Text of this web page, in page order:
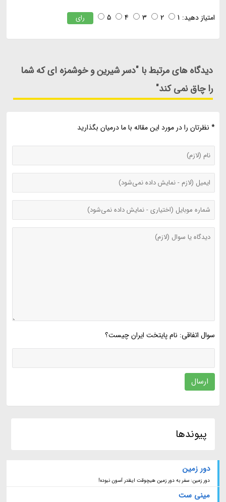
امتیاز دهید: 1
2
3
4
5 رای
دیدگاه های مرتبط با "دسر شیرین و خوشمزه ای که شما
را چاق نمی کند"
* نظرتان را در مورد این مقاله با ما درمیان بگذارید
سوال اتفاقی: نام پایتخت ایران چیست؟
ارسال
پیوندها
دور زمین
دور زمین: سفر به دور زمین هیچوقت اینقدر آسون نبوده!
مینی ست